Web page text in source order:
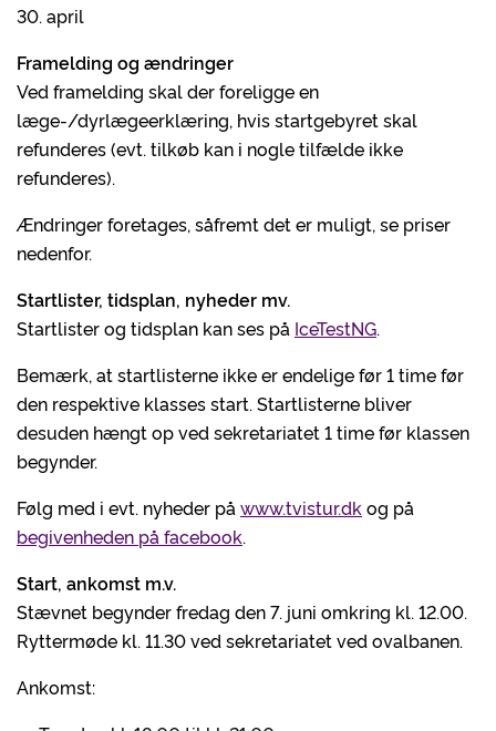
30. april
Framelding og ændringer
Ved framelding skal der foreligge en
læge-/dyrlægeerklæring, hvis startgebyret skal
refunderes (evt. tilkøb kan i nogle tilfælde ikke
refunderes).
Ændringer foretages, såfremt det er muligt, se priser
nedenfor.
Startlister, tidsplan, nyheder mv.
Startlister og tidsplan kan ses på IceTestNG.
Bemærk, at startlisterne ikke er endelige før 1 time før
den respektive klasses start. Startlisterne bliver
desuden hængt op ved sekretariatet 1 time før klassen
begynder.
Følg med i evt. nyheder på www.tvistur.dk og på
begivenheden på facebook.
Start, ankomst m.v.
Stævnet begynder fredag den 7. juni omkring kl. 12.00.
Ryttermøde kl. 11.30 ved sekretariatet ved ovalbanen.
Ankomst: